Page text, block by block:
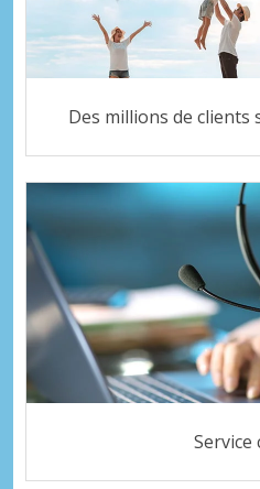
Des millions de clients
Service